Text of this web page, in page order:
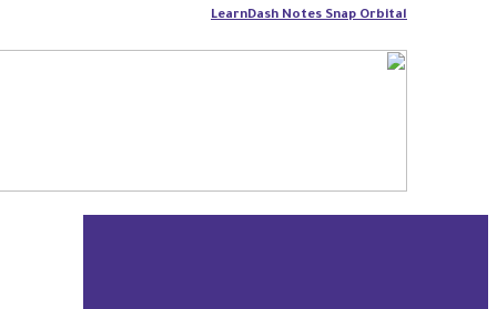
LearnDash Notes Snap Orbital